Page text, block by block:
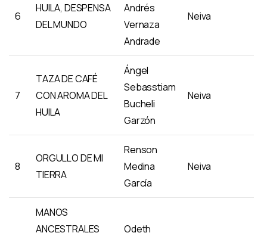
6
HUILA, DESPENSA
DEL MUNDO
Andrés
Vernaza
Andrade
Neiva
7
TAZA DE CAFÉ
CON AROMA DEL
HUILA
Ángel
Sebasstiam
Bucheli
Garzón
Neiva
8
ORGULLO DE MI
TIERRA
Renson
Medina
García
Neiva
MANOS
ANCESTRALES
Odeth